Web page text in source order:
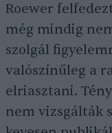
Roewer
még mindig
szolgál
valószínűleg a
elriasztani.
nem vizsgálták